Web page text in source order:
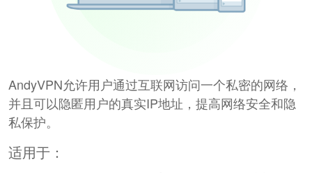
AndyVPN允许用户通过互联网访问一个私密的网络，
并且可以隐匿用户的真实IP地址，提高网络安全和隐
私保护。
适用于：